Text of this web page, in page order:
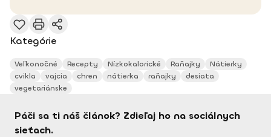
Kategórie
Veľkonočné Recepty Nízkokalorické Raňajky
Nátierky
cvikla
vajcia chren nátierka raňajky
desiata
vegetariánske
Páči sa ti náš článok? Zdieľaj ho na sociálnych
sieťach.